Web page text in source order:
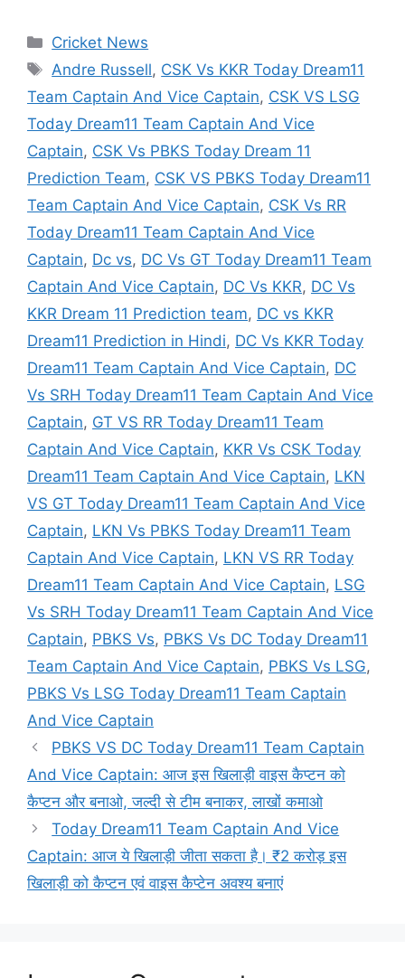
Categories
Cricket News
Tags
Andre Russell, CSK Vs KKR Today Dream11
Team Captain And Vice Captain, CSK VS LSG
Today Dream11 Team Captain And Vice
Captain, CSK Vs PBKS Today Dream 11
Prediction Team, CSK VS PBKS Today Dream11
Team Captain And Vice Captain, CSK Vs RR
Today Dream11 Team Captain And Vice
Captain, Dc vs, DC Vs GT Today Dream11 Team
Captain And Vice Captain, DC Vs KKR, DC Vs
KKR Dream 11 Prediction team, DC vs KKR
Dream11 Prediction in Hindi, DC Vs KKR Today
Dream11 Team Captain And Vice Captain, DC
Vs SRH Today Dream11 Team Captain And Vice
Captain, GT VS RR Today Dream11 Team
Captain And Vice Captain, KKR Vs CSK Today
Dream11 Team Captain And Vice Captain, LKN
VS GT Today Dream11 Team Captain And Vice
Captain, LKN Vs PBKS Today Dream11 Team
Captain And Vice Captain, LKN VS RR Today
Dream11 Team Captain And Vice Captain, LSG
Vs SRH Today Dream11 Team Captain And Vice
Captain, PBKS Vs, PBKS Vs DC Today Dream11
Team Captain And Vice Captain, PBKS Vs LSG,
PBKS Vs LSG Today Dream11 Team Captain
And Vice Captain
PBKS VS DC Today Dream11 Team Captain
And Vice Captain: आज इस खिलाड़ी वाइस कैप्टन को
कैप्टन और बनाओ, जल्दी से टीम बनाकर, लाखों कमाओ
Today Dream11 Team Captain And Vice
Captain: आज ये खिलाड़ी जीता सकता है। ₹2 करोड़ इस
खिलाड़ी को कैप्टन एवं वाइस कैप्टेन अवश्य बनाएं